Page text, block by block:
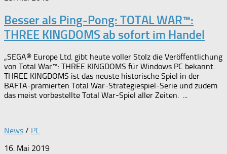
Besser als Ping-Pong: TOTAL WAR™:
THREE KINGDOMS ab sofort im Handel
„SEGA® Europe Ltd. gibt heute voller Stolz die Veröffentlichung
von Total War™: THREE KINGDOMS für Windows PC bekannt.
THREE KINGDOMS ist das neuste historische Spiel in der
BAFTA-prämierten Total War-Strategiespiel-Serie und zudem
das meist vorbestellte Total War-Spiel aller Zeiten. ...
News / PC
16. Mai 2019